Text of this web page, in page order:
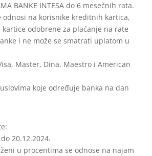
BANKE INTESA do 6 mesečnih rata.
odnosi na korisnike kreditnih kartica,
odobrene za plaćanje na rate
i ne može se smatrati uplatom u
Master, Dina, Maestro i American
koje određuje banka na dan
20.12.2024.
u procentima se odnose na najam